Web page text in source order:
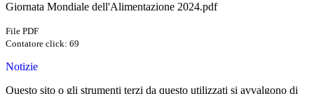
Giornata Mondiale dell'Alimentazione 2024.pdf
File PDF
Contatore click: 69
Notizie
Questo sito o gli strumenti terzi da questo utilizzati si avvalgono di